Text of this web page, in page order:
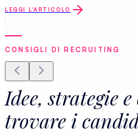
LEGGI L'ARTICOLO
CONSIGLI DI RECRUITING
Idee, strategie
trovare i